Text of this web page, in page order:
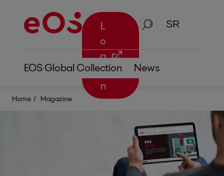
L
o
g
i
n
Pretraga
EOS Global Collection News
Home Magazine